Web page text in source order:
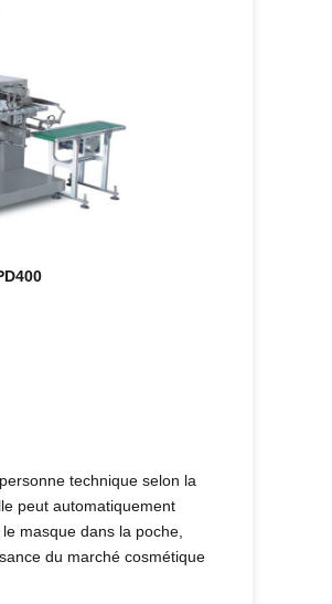
technique selon la
peut automatiquement
masque dans la poche,
du marché cosmétique